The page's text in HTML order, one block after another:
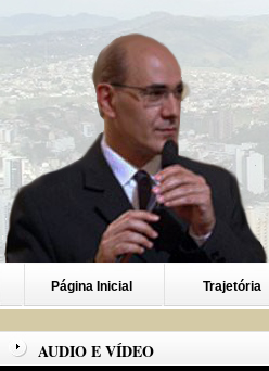
Página Inicial Trajetória
AUDIO E VÍDEO